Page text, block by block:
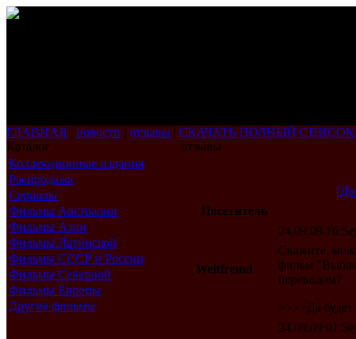
ГЛАВНАЯ | новости | отзывы | СКАЧАТЬ ПОЛНЫЙ СПИСОК
Каталог
Коллекционные издания
Распродажа
Сериалы
Фильмы Австралии
Фильмы Азии
Фильмы Латинской
Америки
Фильмы СССР и России
Фильмы Северной
Америки
Фильмы Европы
Другие фильмы
отзывы
Посетитель
Weltfremd
24.09.09
Скажите,
фильм
переводом?
>>>>Да будет
24.09.09